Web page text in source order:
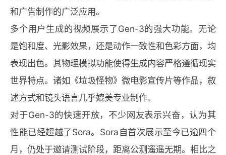
和广告制作的广泛应用。
多个用户生成的视频展示了Gen-3的强大功能。无论
是饱和度、光影效果，还是动作一致性和色彩方面，均
表现出色。其物理模拟功能使得生成内容严格遵循现实
世界特点。诸如《垃圾怪物》微电影宣传片等作品，叙
述方式和镜头语言几乎媲美专业制作。
对于Gen-3的快速开放，不少网友表示兴奋，认为其
性能已经超越了Sora。Sora自首次展示至今已逾四个
月，仍处于邀请测试阶段，距离公测遥遥无期。相比之